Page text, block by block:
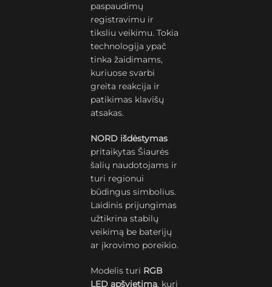
paspaudimų
registravimu ir
tiksliu veikimu. Tokia
technologija ypač
tinka žaidimams,
kuriuose svarbi
greita reakcija ir
patikimas klavišų
atsakas.
NORD išdėstymas
pritaikytas Šiaurės
šalių naudotojams ir
turi regionui
būdingus simbolius.
Laidinis prijungimas
užtikrina stabilų
veikimą be baterijų
ar įkrovimo poreikio.
Modelis turi RGB
LED apšvietimą, kurį